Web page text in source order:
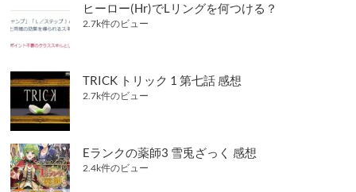
ヒーロー(Hr)でLリングを何つける？
2.7k件のビュー
TRICK トリック 1 第七話 感想
2.7k件のビュー
Eランクの薬師3 雪兎ざっく 感想
2.4k件のビュー